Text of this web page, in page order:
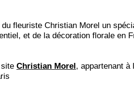
fleuriste Christian Morel un
et de la décoration florale en
Christian Morel, appartenant à